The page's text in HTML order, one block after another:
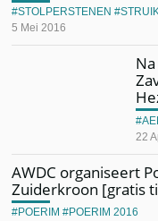
5 Mei 2016
STOLPERSTENEN
22
AWDC organiseert
Zuiderkroon [gratis
POERIM POERIM 2016